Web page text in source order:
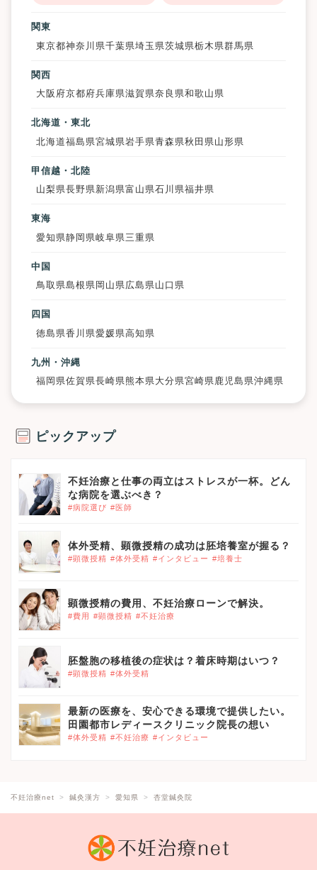
関東
東京都神奈川県千葉県埼玉県茨城県栃木県群馬県
関西
大阪府京都府兵庫県滋賀県奈良県和歌山県
北海道・東北
北海道福島県宮城県岩手県青森県秋田県 山形県
甲信越・北陸
山梨県長野県新潟県富山県石川県福井県
東海
愛知県静岡県岐阜県 三重県
中国
鳥取県島根県 岡山県広島県山口県
四国
徳島県香川県愛媛県高知県
九州・沖縄
福岡県佐賀県長崎県熊本県大分県宮崎県鹿児島県沖縄県
ピックアップ
不妊治療と仕事の両立はストレスが一杯。どん
な病院を選ぶべき？
#病院選び #医師
体外受精、顕微授精の成功は胚培養室が握る？
#顕微授精 #体外受精 #インタビュー #培養士
顕微授精の費用、不妊治療ローンで解決。
#費用 #顕微授精 #不妊治療
胚盤胞の移植後の症状は？着床時期はいつ？
#顕微授精 #体外受精
最新の医療を、安心できる環境で提供したい。
田園都市レディースクリニック院長の想い
#体外受精 #不妊治療 #インタビュー
不妊治療net 鍼灸漢方 愛知県 杏堂鍼灸院